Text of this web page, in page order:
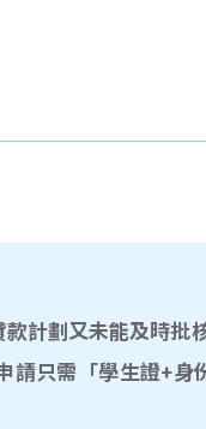
計劃又未能及時批
請只需「學生證+身